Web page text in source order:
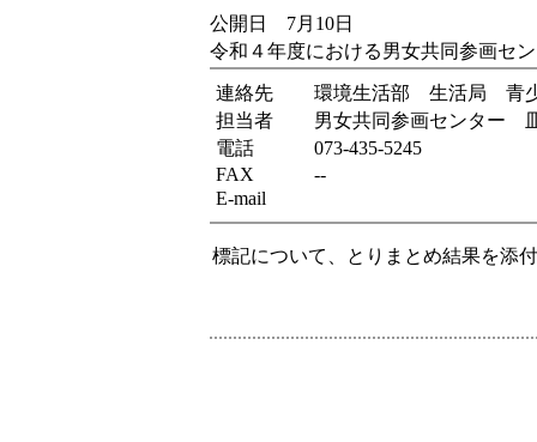
公開日 7月10日
令和４年度における男女共同参画セ
連絡先
環境生活部 生活局 青
担当者
男女共同参画センター
電話
073-435-5245
FAX
--
E-mail
標記について、とりまとめ結果を添